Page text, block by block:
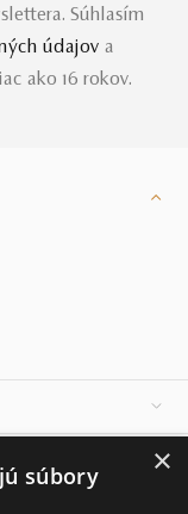
Súhlasím
údajov a
ako 16 rokov.
×
súbory